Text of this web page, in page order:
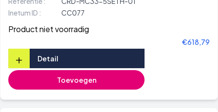
Inetum ID :
CC077
Product niet voorradig
€618,79
+ Detail
Toevoegen